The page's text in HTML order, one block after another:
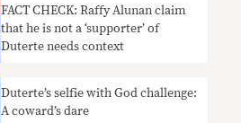
FACT CHECK: Raffy Alunan claim
that he is not a ‘supporter’ of
Duterte needs context
Duterte’s selfie with God challenge:
A coward’s dare